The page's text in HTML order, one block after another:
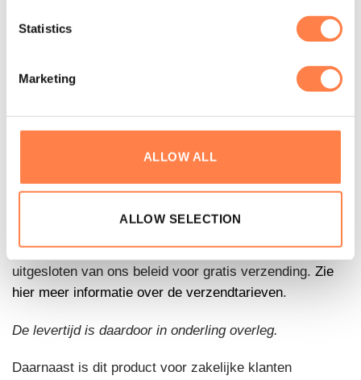
Statistics
Marketing
ALLOW ALL
ALLOW SELECTION
1 jaar: Touwen, straps, spring clips, kunststof houders
voor poeliestangen, comfort footbar, spring covers en
Levering:
bezorgd kan worden. Palletleveringsproducten zijn
uitgesloten van ons beleid voor gratis verzending. Zie
hier meer informatie over de verzendtarieven.
De levertijd is daardoor in onderling overleg.
Daarnaast is dit product voor zakelijke klanten